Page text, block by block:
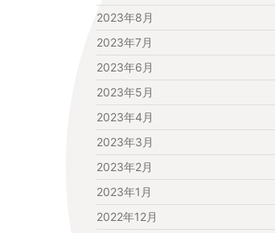
2023年8月
2023年7月
2023年6月
2023年5月
2023年4月
2023年3月
2023年2月
2023年1月
2022年12月